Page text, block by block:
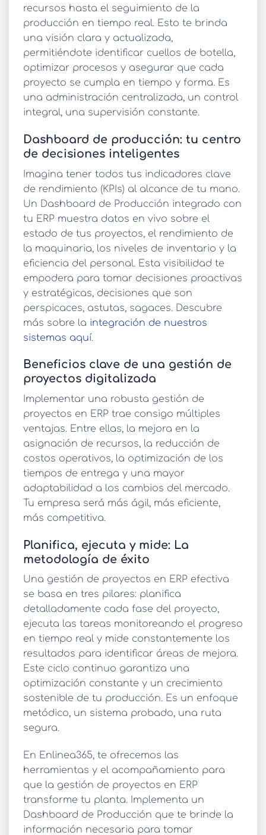
recursos hasta el seguimiento de la
producción en tiempo real. Esto te brinda
una visión clara y actualizada,
permitiéndote identificar cuellos de botella,
optimizar procesos y asegurar que cada
proyecto se cumpla en tiempo y forma. Es
una administración centralizada, un control
integral, una supervisión constante.
Dashboard de producción: tu centro
de decisiones inteligentes
Imagina tener todos tus indicadores clave
de rendimiento (KPIs) al alcance de tu mano.
Un Dashboard de Producción integrado con
tu ERP muestra datos en vivo sobre el
estado de tus proyectos, el rendimiento de
la maquinaria, los niveles de inventario y la
eficiencia del personal. Esta visibilidad te
empodera para tomar decisiones proactivas
y estratégicas, decisiones que son
perspicaces, astutas, sagaces. Descubre
más sobre la integración de nuestros
sistemas aquí.
Beneficios clave de una gestión de
proyectos digitalizada
Implementar una robusta gestión de
proyectos en ERP trae consigo múltiples
ventajas. Entre ellas, la mejora en la
asignación de recursos, la reducción de
costos operativos, la optimización de los
tiempos de entrega y una mayor
adaptabilidad a los cambios del mercado.
Tu empresa será más ágil, más eficiente,
más competitiva.
Planifica, ejecuta y mide: La
metodología de éxito
Una gestión de proyectos en ERP efectiva
se basa en tres pilares: planifica
detalladamente cada fase del proyecto,
ejecuta las tareas monitoreando el progreso
en tiempo real y mide constantemente los
resultados para identificar áreas de mejora.
Este ciclo continuo garantiza una
optimización constante y un crecimiento
sostenible de tu producción. Es un enfoque
metódico, un sistema probado, una ruta
segura.
En Enlinea365, te ofrecemos las
herramientas y el acompañamiento para
que la gestión de proyectos en ERP
transforme tu planta. Implementa un
Dashboard de Producción que te brinde la
información necesaria para tomar